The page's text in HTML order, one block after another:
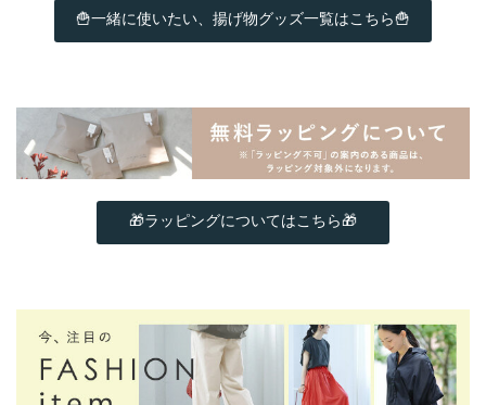
🍟一緒に使いたい、揚げ物グッズ一覧はこちら🍟
🎁ラッピングについてはこちら🎁